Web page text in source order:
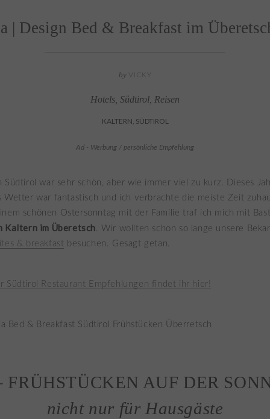
| Design Bed & Breakfast im
by
Hotels Südtirol Reisen
KALTERN, SÜDTIROL
Ad - Werbung / persönliche Empfehlung
war sehr schön, aber wie immer viel zu kurz. Dieses
Wetter war fantastisch und ich verbrachte die meiste Zeit
schönen Ostersonntag mit der Familie traf ich mich mit
Kaltern im Überetsch. Wir wollten schon so lange unsere
& breakfast besuchen. Gesagt getan.
Südtirol Restaurant Empfehlungen findet ihr hier!
FRÜHSTÜCKEN AUF DER
nicht nur für Hausgäste